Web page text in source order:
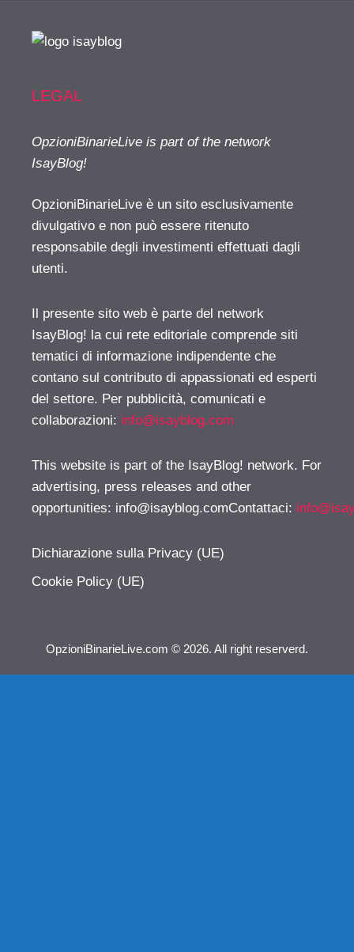
LEGAL
OpzioniBinarieLive is part of the network
IsayBlog!
OpzioniBinarieLive è un sito esclusivamente
divulgativo e non può essere ritenuto
responsabile degli investimenti effettuati dagli
utenti.
Il presente sito web è parte del network
IsayBlog! la cui rete editoriale comprende siti
tematici di informazione indipendente che
contano sul contributo di appassionati ed esperti
del settore. Per pubblicità, comunicati e
collaborazioni: info@isayblog.com
This website is part of the IsayBlog! network. For
advertising, press releases and other
opportunities: info@isayblog.comContattaci:
Dichiarazione sulla Privacy (UE)
Cookie Policy (UE)
OpzioniBinarieLive.com © 2026. All right reserverd.